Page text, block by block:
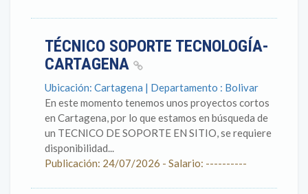
TÉCNICO SOPORTE TECNOLOGÍA-
CARTAGENA
Ubicación: Cartagena | Departamento : Bolivar
En este momento tenemos unos proyectos cortos
en Cartagena, por lo que estamos en búsqueda de
un TECNICO DE SOPORTE EN SITIO, se requiere
disponibilidad...
Publicación: 24/07/2026 - Salario: ----------